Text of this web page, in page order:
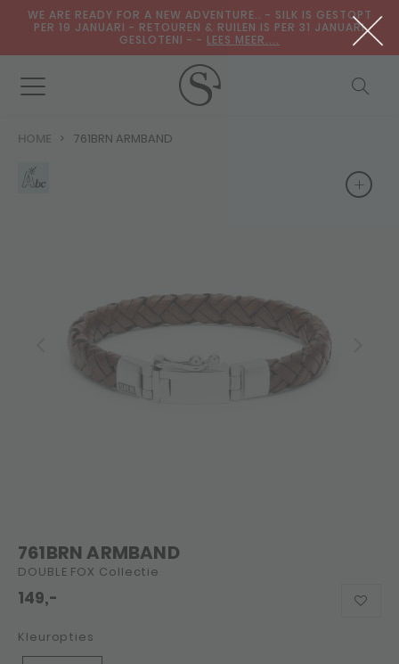
WE ARE READY FOR A NEW ADVENTURE.. - SILK IS GESTOPT
PER 19 JANUARI - RETOUREN & RUILEN IS PER 31 JANUARI
GESLOTENI - - LEES MEER....
HOME 761BRN ARMBAND
+
761BRN ARMBAND
DOUBLE FOX Collectie
149,-
Kleuropties